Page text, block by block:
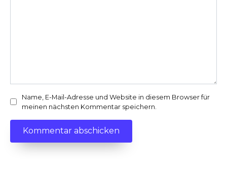
Name, E-Mail-Adresse und Website in diesem Browser für
meinen nächsten Kommentar speichern.